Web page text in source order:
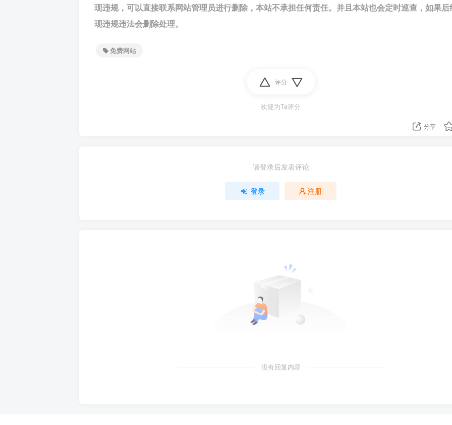
现违规，可以直接联系网站管理员进行删除，本站不承担任何责任。并且本站也会定时巡查，如果后
现违规违法会删除处理。
免费网站
评分
欢迎为Ta评分
分享
请登录后发表评论
登录 注册
没有回复内容